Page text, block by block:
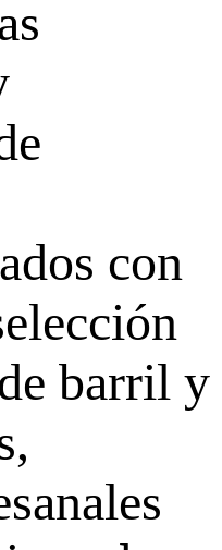
con
barril y